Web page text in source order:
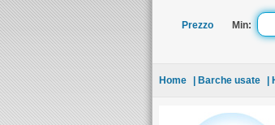
Prezzo Min:
Home | Barche usate